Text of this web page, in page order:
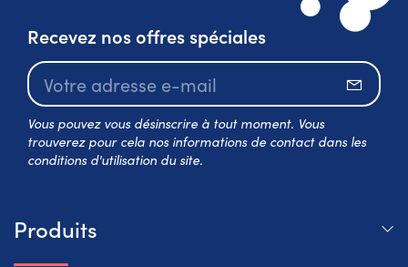
Recevez nos offres spéciales
Vous pouvez vous désinscrire à tout moment. Vous
trouverez pour cela nos informations de contact dans les
conditions d'utilisation du site.
Produits